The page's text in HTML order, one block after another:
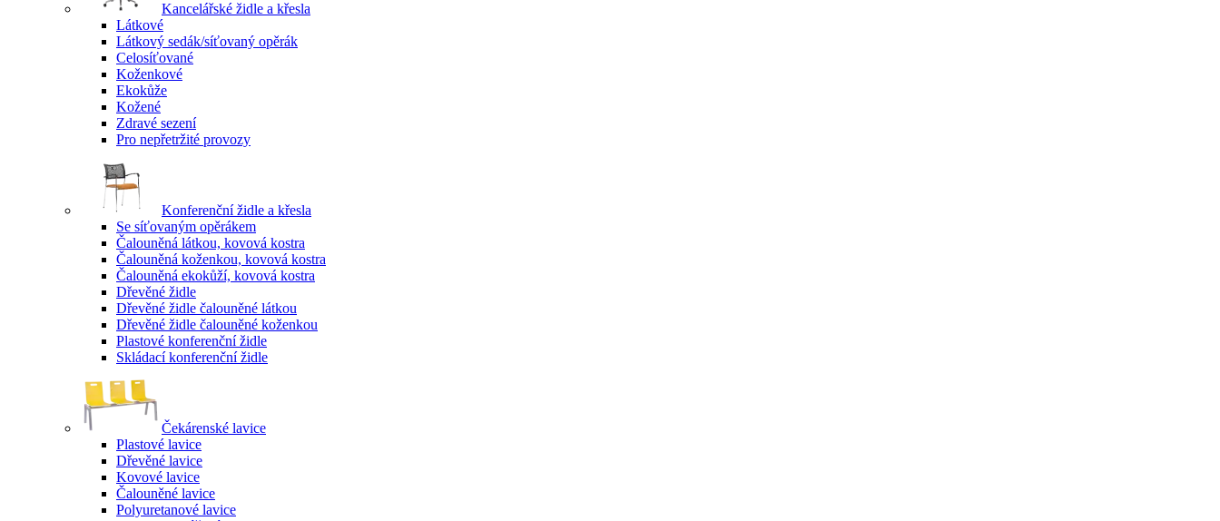
Kancelářské židle a křesla
Látkové
Látkový sedák/síťovaný opěrák
Celosíťované
Koženkové
Ekokůže
Kožené
Zdravé sezení
Pro nepřetržité provozy
Konferenční židle a křesla
Se síťovaným opěrákem
Čalouněná látkou, kovová kostra
Čalouněná koženkou, kovová kostra
Čalouněná ekokůží, kovová kostra
Dřevěné židle
Dřevěné židle čalouněné látkou
Dřevěné židle čalouněné koženkou
Plastové konferenční židle
Skládací konferenční židle
Čekárenské lavice
Plastové lavice
Dřevěné lavice
Kovové lavice
Čalouněné lavice
Polyuretanové lavice